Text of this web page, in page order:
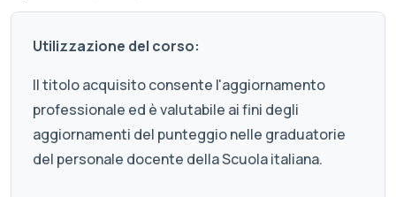
Utilizzazione del corso:
Il titolo acquisito consente l'aggiornamento
professionale ed è valutabile ai fini degli
aggiornamenti del punteggio nelle graduatorie
del personale docente della Scuola italiana.